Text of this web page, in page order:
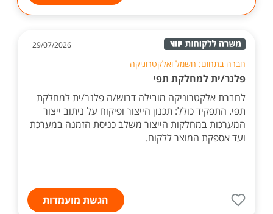
29/07/2026
חברה בתחום: חשמל ואלקטרוניקה
פלנר/ית למחלקת תפי
לחברת אלקטרוניקה מובילה דרוש/ה פלנר/ית למחלקת
תפי. התפקיד כולל: תכנון הייצור ופיקוח על ניתוב ייצור
המערכות במחלקות הייצור משלב כניסת הזמנה במערכת
ועד אספקת המוצר ללקוח.
הגשת מועמדות